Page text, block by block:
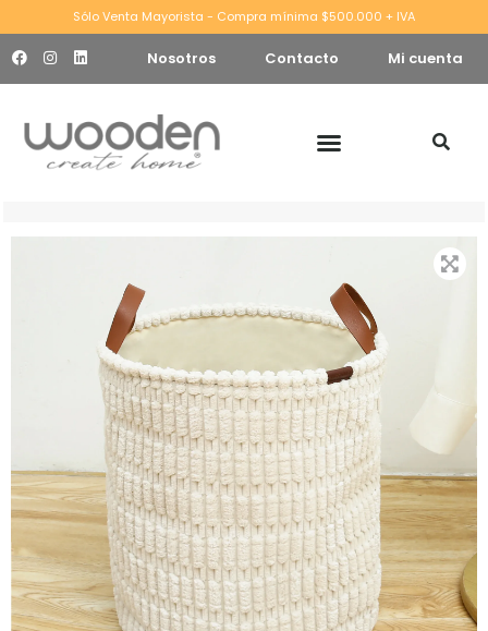
Sólo Venta Mayorista - Compra mínima $500.000 + IVA
Nosotros Contacto Mi cuenta